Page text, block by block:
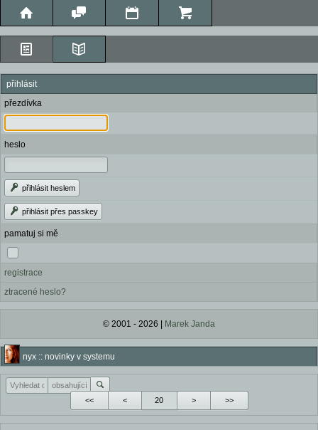
přihlásit
přezdívka
heslo
přihlásit heslem
přihlásit přes passkey
pamatuj si mě
registrace
ztracené heslo?
© 2001 - 2026 | Marek Janda
nyx :: novinky v systemu
<< < > >>